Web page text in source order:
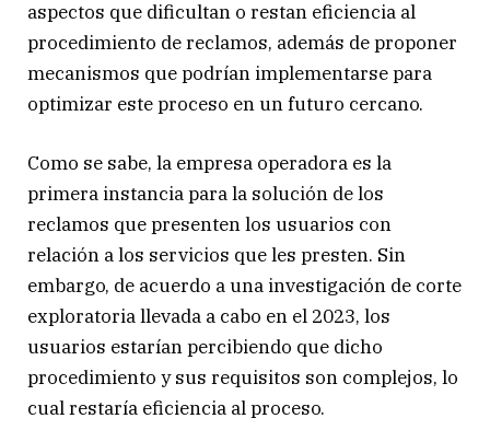
aspectos que dificultan o restan eficiencia al
procedimiento de reclamos, además de proponer
mecanismos que podrían implementarse para
optimizar este proceso en un futuro cercano.
Como se sabe, la empresa operadora es la
primera instancia para la solución de los
reclamos que presenten los usuarios con
relación a los servicios que les presten. Sin
embargo, de acuerdo a una investigación de corte
exploratoria llevada a cabo en el 2023, los
usuarios estarían percibiendo que dicho
procedimiento y sus requisitos son complejos, lo
cual restaría eficiencia al proceso.